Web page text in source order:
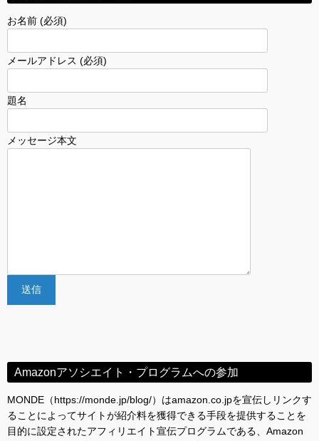
お名前 (必須)
メールアドレス (必須)
題名
メッセージ本文
Amazonアソシエイト・プログラムへの参加
MONDE（https://monde.jp/blog/）はamazon.co.jpを宣伝しリンクす
ることによってサイトが紹介料を獲得できる手段を提供することを
目的に設定されたアフィリエイト宣伝プログラムである、Amazon